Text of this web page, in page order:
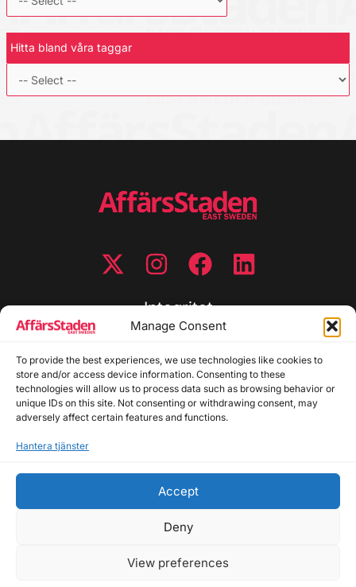
Manage Consent
To provide the best experiences, we use technologies like cookies to
store and/or access device information. Consenting to these
technologies will allow us to process data such as browsing behavior or
unique IDs on this site. Not consenting or withdrawing consent, may
adversely affect certain features and functions.
Hantera tjänster
Accept
Deny
View preferences
Hitta bland våra taggar
Integritet
Cookiepolicy
Disclaimer
Redaktionell policy
Utgivarinformation
Allmänna frågor: info@affarsstaden.se | Tipsa
annons@affarsstaden.se
© 2026 Affärsstaden.se | 2025 Alla rättigheter